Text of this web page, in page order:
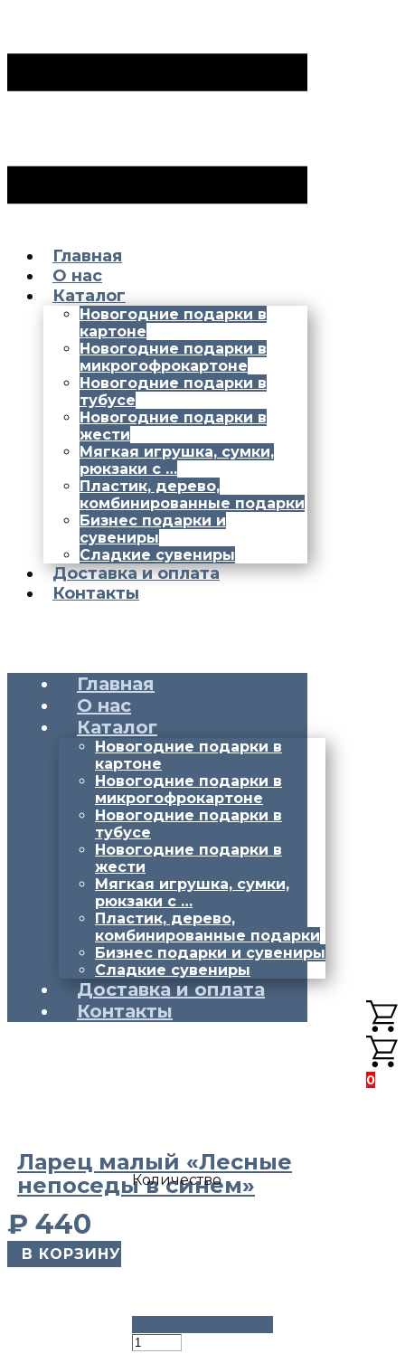
Главная
О нас
Каталог
Новогодние подарки в
картоне
Новогодние подарки в
микрогофрокартоне
Новогодние подарки в
тубусе
Новогодние подарки в
жести
Мягкая игрушка, сумки,
рюкзаки с …
Пластик, дерево,
комбинированные подарки
Бизнес подарки и
сувениры
Сладкие сувениры
Доставка и оплата
Контакты
Главная
О нас
Каталог
Новогодние подарки в
картоне
Новогодние подарки в
микрогофрокартоне
Новогодние подарки в
тубусе
Новогодние подарки в
жести
Мягкая игрушка, сумки,
рюкзаки с …
Пластик, дерево,
комбинированные подарки
Бизнес подарки и сувениры
Сладкие сувениры
Доставка и оплата
Контакты
0
Ларец малый «Лесные
непоседы в синем»
₽ 440
​ В КОРЗИНУ
Количество